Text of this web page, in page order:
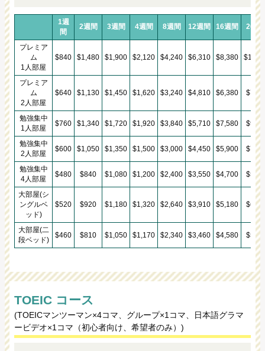
1週
間
2週間 3週間 4週間 8週間 12週間 16週間 20週
プレミア
ム
1人部屋
$840 $1,480 $1,900 $2,120 $4,240 $6,310 $8,380
プレミア
ム
2人部屋
$640 $1,130 $1,450 $1,620 $3,240 $4,810 $6,380
勉強集中
1人部屋
$760 $1,340 $1,720 $1,920 $3,840 $5,710 $7,580
勉強集中
2人部屋
$600 $1,050 $1,350 $1,500 $3,000 $4,450 $5,900
勉強集中
4人部屋
$480 $840 $1,080 $1,200 $2,400 $3,550 $4,700
大部屋(シ
ングルベ
ッド)
$520 $920 $1,180 $1,320 $2,640 $3,910 $5,180
大部屋(二
段ベッド)
$460 $810 $1,050 $1,170 $2,340 $3,460 $4,580
TOEIC コース
(TOEICマンツーマン×4コマ、グループ×1コマ、日本語グラマ
ービデオ×1コマ（初心者向け、希望者のみ）)